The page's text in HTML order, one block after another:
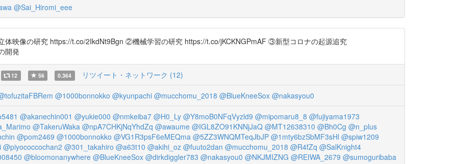
@Sai_Hiromi_eee
映像の研究 https://t.co/2IkdNt9Bgn ②機械学習の研究 https://t.co/jKCKNGPmAF ③新型コロナの起源追究
開発
12 56 0.364 リツイート・ネットワーク (12)
@1000bonnokko @kyunpachi @mucchomu_2018 @BlueKneeSox @nakasyou0
@akanechin001 @yukie000 @nmkeiba7 @H0_Ly @Y8moB0NFqVyzld9 @mipomaru8_8 @fujiyama1973
@TakeruWaka @npA7CHKjNqYhdZq @awaume @IGL8ZO91KNNjJaQ @MT12638310 @Bh0Cg @n_plus
@pom2469 @1000bonnokko @VG1R3psF6eMEQma @5ZZ3WNQMTeqJbJP @1mty6bzSbMF3sHl @spiw1209
@piyococcochan2 @301_takahiro @a63t10 @akihi_oz @fuuto2dan @mucchomu_2018 @R4fZq @SalKnight4
@bloomonanywhere @BlueKneeSox @dirkdiggler783 @nakasyou0 @NKJMIZNG @REIWA_2679 @sumoguribaba